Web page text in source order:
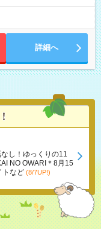
詳細へ
し！ゆっくりの11
NO OWARI＊8月15
トなど (8/7UP!)